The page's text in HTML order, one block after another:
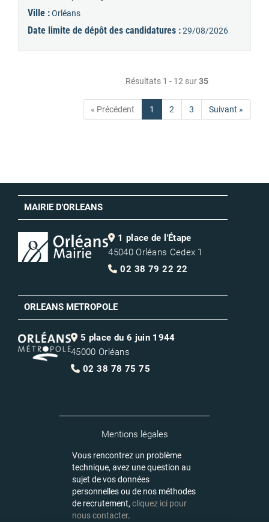
Ville :Orléans
Date limite de dépôt des candidatures :29/08/2026
Résultats 1 - 12 sur35
« Précédent 1 2 3 Suivant »
MAIRIE D'ORLEANS
1 place de l'Étape
45040 Orléans Cedex 1
02 38 79 22 22
ORLEANS METROPOLE
5 place du 6 juin 1944
45000 Orléans
02 38 78 75 75
Mentions légales
Vous rencontrez un problème
technique, avez une question au
sujet de vos données
personnelles ou de nos méthodes
de recrutement, cliquez ici pour
nous contacter.